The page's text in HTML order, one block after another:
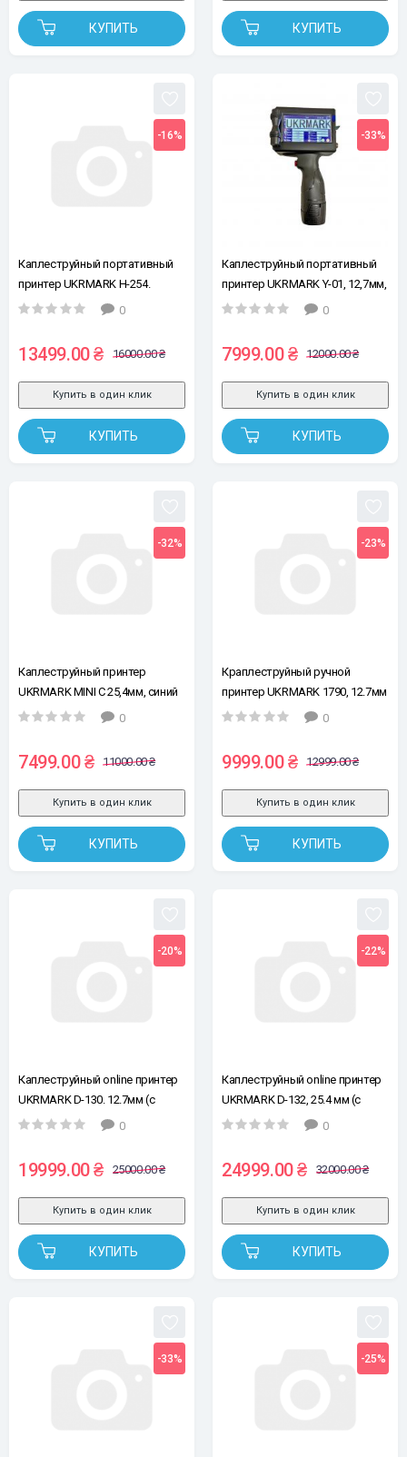
КУПИТЬ КУПИТЬ
-16%
Каплеструйный портативный
принтер UKRMARK H-254.
25.4мм (без картриджа, без
0
13499.00 ₴ 16000.00 ₴
КУПИТЬ
Купить в один клик
-33%
Каплеструйный портативный
принтер UKRMARK Y-01, 12,7мм,
мультиязычный, без
0
7999.00 ₴ 12000.00 ₴
КУПИТЬ
Купить в один клик
-32%
Каплеструйный принтер
UKRMARK MINI C 25,4мм, синий
0
7499.00 ₴ 11000.00 ₴
КУПИТЬ
Купить в один клик
-23%
Краплеструйный ручной
принтер UKRMARK 1790, 12.7мм
(без картриджа), для
поверхностей
0
9999.00 ₴ 12999.00 ₴
КУПИТЬ
Купить в один клик
-20%
Каплеструйный online принтер
UKRMARK D-130. 12.7мм (с
сенсором, без картриджа)
0
19999.00 ₴ 25000.00 ₴
КУПИТЬ
Купить в один клик
-22%
Каплеструйный online принтер
UKRMARK D-132, 25.4 мм (с
сенсором, без картриджа)
0
24999.00 ₴ 32000.00 ₴
КУПИТЬ
Купить в один клик
-33% -25%